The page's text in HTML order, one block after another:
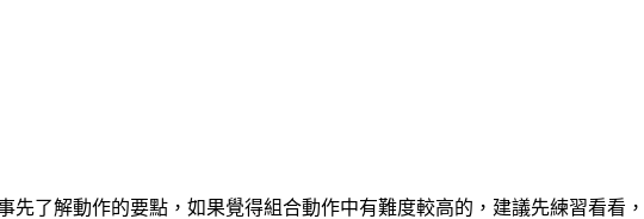
先了解動作的要點，如果覺得組合動作中有難度較高的，建議先練習看